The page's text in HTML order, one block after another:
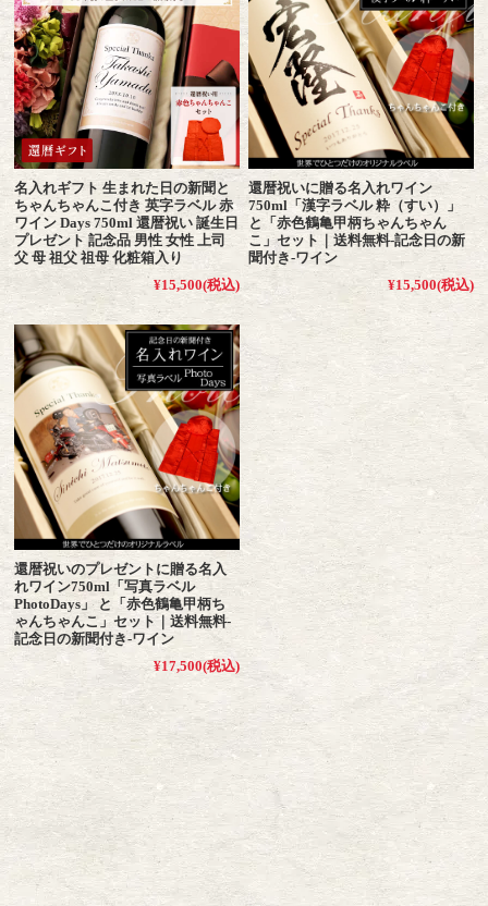
名入れギフト 生まれた日の新聞と
ちゃんちゃんこ付き 英字ラベル 赤
ワイン Days 750ml 還暦祝い 誕生日
プレゼント 記念品 男性 女性 上司
父 母 祖父 祖母 化粧箱入り
¥15,500(税込)
還暦祝いに贈る名入れワイン
750ml「漢字ラベル 粋（すい）」
と「赤色鶴亀甲柄ちゃんちゃん
こ」セット｜送料無料-記念日の新
聞付き-ワイン
¥15,500(税込)
還暦祝いのプレゼントに贈る名入
れワイン750ml「写真ラベル
PhotoDays」 と「赤色鶴亀甲柄ち
ゃんちゃんこ」セット｜送料無料-
記念日の新聞付き-ワイン
¥17,500(税込)